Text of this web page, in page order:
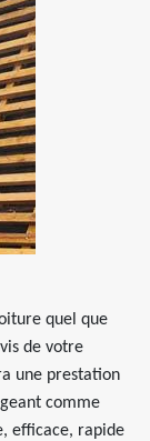
quel que
de votre
une prestation
comme
efficace, rapide